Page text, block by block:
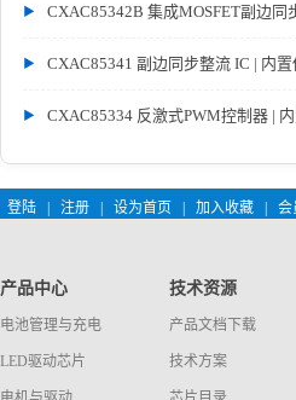
CXAC85342B 集成MOSFET副边同
CXAC85341 副边同步整流 IC | 内
CXAC85334 反激式PWM控制器 |
登陆 注册 设为首页 加入收藏 会
产品中心
电池管理与充电
LED驱动芯片
技术资源
产品文档下载
技术方案